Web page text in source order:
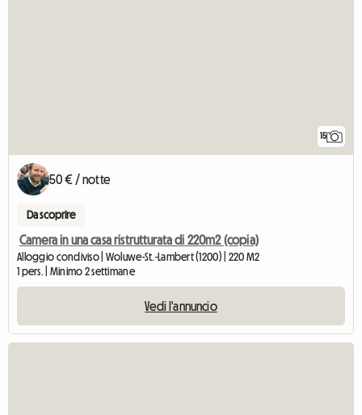
15
50 € / notte
Da scoprire
Camera in una casa ristrutturata di 220m2 (copia)
Alloggio condiviso | Woluwe-St.-Lambert (1200) | 220 M2
1 pers. | Minimo 2 settimane
Vedi l'annuncio